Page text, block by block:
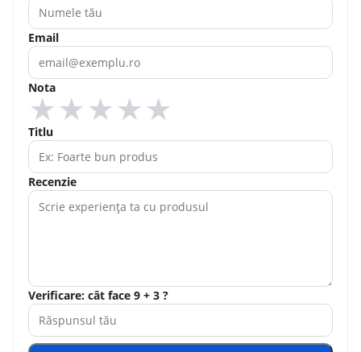
Email
Nota
★
★
★
★
★
Titlu
Recenzie
Verificare: cât face 9 + 3 ?